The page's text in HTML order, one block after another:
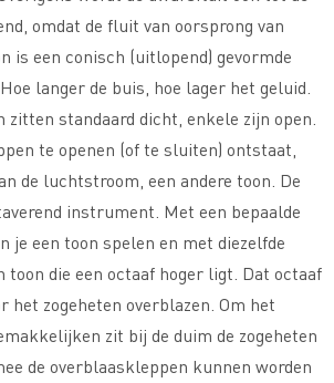
omdat de fluit van oorsprong van
is een conisch (uitlopend) gevormde
langer de buis, hoe lager het geluid.
zitten standaard dicht, enkele zijn open.
te openen (of te sluiten) ontstaat,
de luchtstroom, een andere toon. De
instrument. Met een bepaalde
je een toon spelen en met diezelfde
toon die een octaaf hoger ligt. Dat octaaf
het zogeheten overblazen. Om het
zit bij de duim de zogeheten
de overblaaskleppen kunnen worden